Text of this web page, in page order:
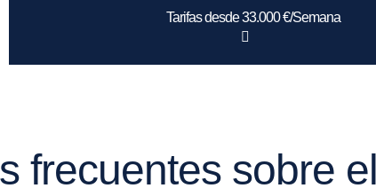
Tarifas desde 33.000 €/Semana
frecuentes sobre